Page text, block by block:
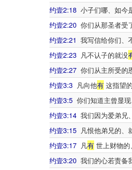
约壹2:18 小子们哪、如今
约壹2:20 你们从那圣者受
约壹2:21 我写信给你们、
约壹2:23 凡不认子的就没
约壹2:27 你们从主所受的
约壹3:3 凡向他有 这指望
约壹3:5 你们知道主曾显
约壹3:14 我们因为爱弟兄
约壹3:15 凡恨他弟兄的、
约壹3:17 凡有 世上财物
约壹3:20 我们的心若责